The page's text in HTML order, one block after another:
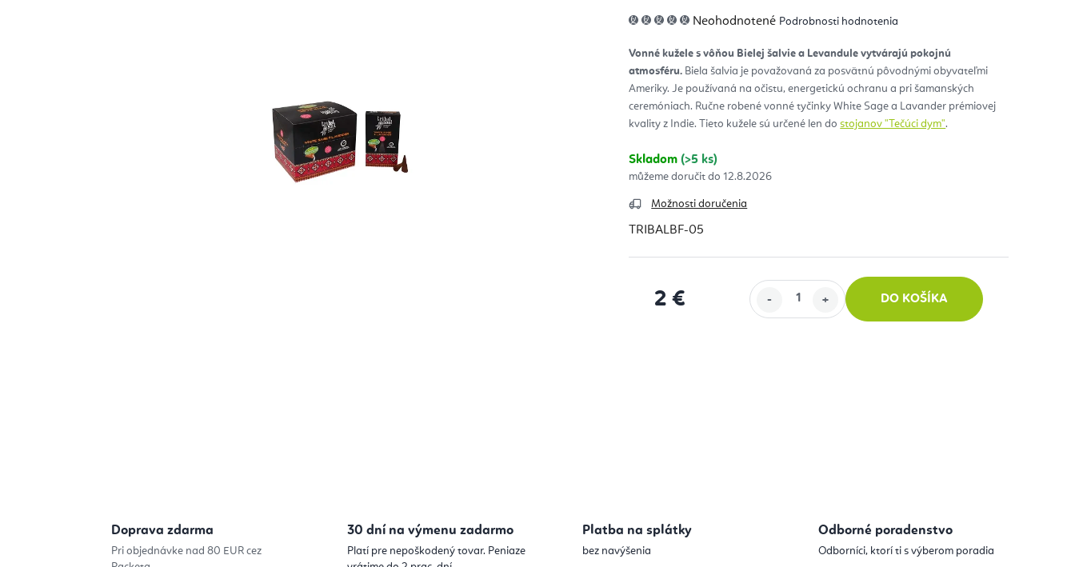
Priemerné
hodnotenie
0,0
z
5
hviezdičiek.
Neohodnotené Podrobnosti hodnotenia
Vonné kužele s vôňou Bielej šalvie a Levandule vytvárajú pokojnú
atmosféru. Biela šalvia je považovaná za posvätnú pôvodnými obyvateľmi
Ameriky. Je používaná na očistu, energetickú ochranu a pri šamanských
ceremóniach. Ručne robené vonné tyčinky White Sage a Lavander prémiovej
kvality z Indie. Tieto kužele sú určené len dostojanov "Tečúci dym".
Skladom(>5 ks)
12.8.2026
Možnosti doručenia
TRIBALBF-05
2 € DO KOŠÍKA
Doprava zdarma
Pri objednávke nad 80 EUR cez
30 dní na výmenu zadarmo
Platí pre nepoškodený tovar. Peniaze
Platba na splátky
bez navýšenia
Odborné poradenstvo
Odborníci, ktorí ti s výberom poradia